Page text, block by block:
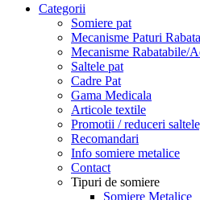
Categorii
Somiere pat
Mecanisme Paturi
Mecanisme Rabatabile/
Saltele pat
Cadre Pat
Gama Medicala
Articole textile
Promotii / reduceri
Recomandari
Info somiere metalice
Contact
Tipuri de somiere
Somiere Metalice